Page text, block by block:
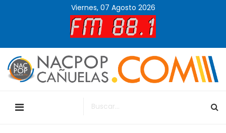
Viernes, 07 Agosto 2026